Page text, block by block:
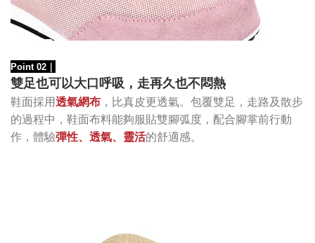
Point 02
雙足也可以大口呼吸，走再久也不悶熱
鞋面採用透氣網布 ，比真皮更透氣。包覆雙足， 走路及散步
的過程中，鞋面布料能夠服貼雙腳弧度，配合腳掌前行動
作，體驗彈性、透氣、靈活的舒適感。